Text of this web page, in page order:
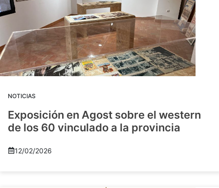
NOTICIAS
Exposición en Agost sobre el western
de los 60 vinculado a la provincia
12/02/2026